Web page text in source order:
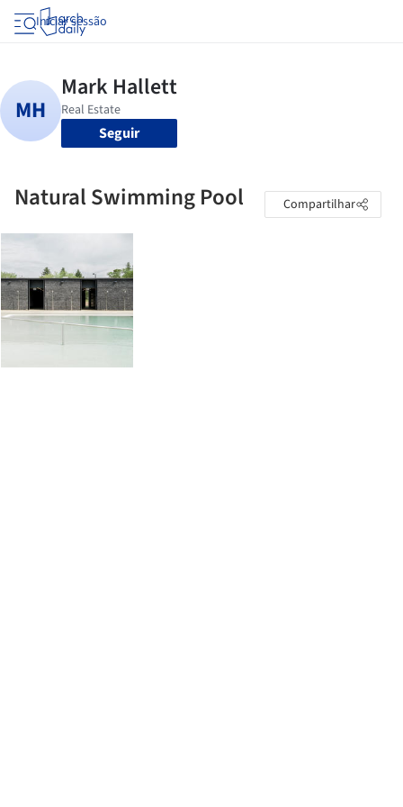
Iniciar sessão
Seguir
Natural Swimming Pool Compartilhar